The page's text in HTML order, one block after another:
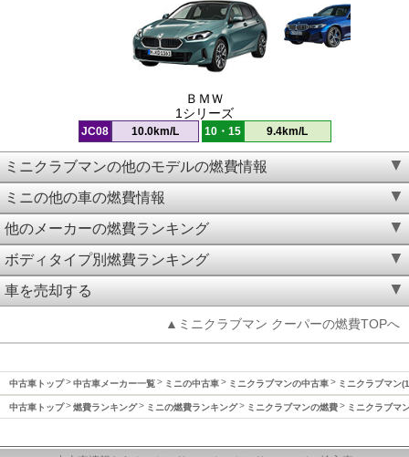
ＢＭＷ
1シリーズ
JC08 10.0km/L 10・15 9.4km/L
ミニクラブマンの他のモデルの燃費情報
ミニの他の車の燃費情報
他のメーカーの燃費ランキング
ボディタイプ別燃費ランキング
車を売却する
▲ミニクラブマン クーパーの燃費TOPへ
中古車トップ 中古車メーカー一覧 ミニの中古車 ミニクラブマンの中古車 ミニクラブマン
中古車トップ 燃費ランキング ミニの燃費ランキング ミニクラブマンの燃費 ミニクラブマ